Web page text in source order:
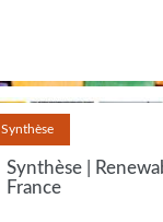
Synthèse
Synthèse |
France